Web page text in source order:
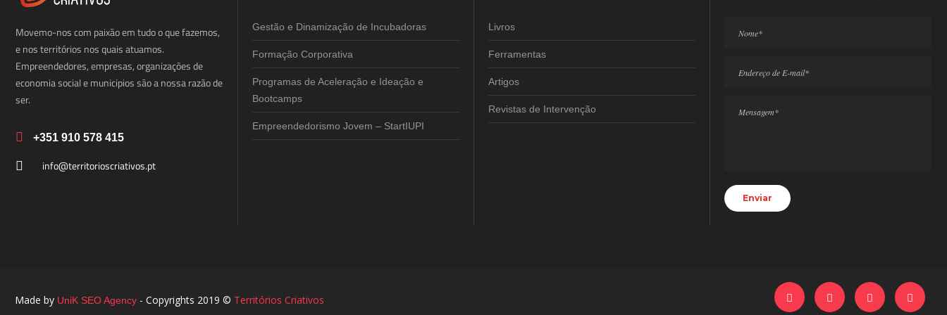
Movemo-nos com paixão em tudo o que fazemos,
e nos territórios nos quais atuamos.
Empreendedores, empresas, organizações de
economia social e municipios são a nossa razão de
ser.
+351 910 578 415
info@territorioscriativos.pt
Gestão e Dinamização de Incubadoras
Formação Corporativa
Programas de Aceleração e Ideação e
Bootcamps
Empreendedorismo Jovem – StartIUPI
Livros
Ferramentas
Artigos
Revistas de Intervenção
Made by UniK SEO Agency - Copyrights 2019 © Territórios Criativos